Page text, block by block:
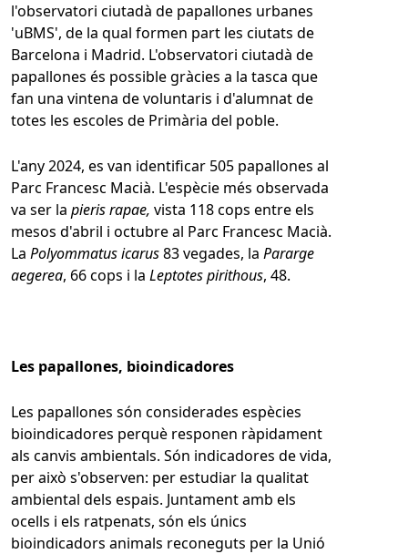
l'observatori ciutadà de papallones urbanes
'uBMS', de la qual formen part les ciutats de
Barcelona i Madrid. L'observatori ciutadà de
papallones és possible gràcies a la tasca que
fan una vintena de voluntaris i d'alumnat de
totes les escoles de Primària del poble.
L'any 2024, es van identificar 505 papallones al
Parc Francesc Macià. L'espècie més observada
va ser la pieris rapae, vista 118 cops entre els
mesos d'abril i octubre al Parc Francesc Macià.
La Polyommatus icarus83 vegades, la Pararge
aegerea, 66 cops i la Leptotes pirithous, 48.
Les papallones, bioindicadores
Les papallones són considerades espècies
bioindicadores perquè responen ràpidament
als canvis ambientals. Són indicadores de vida,
per això s'observen: per estudiar la qualitat
ambiental dels espais. Juntament amb els
ocells i els ratpenats, són els únics
bioindicadors animals reconeguts per la Unió